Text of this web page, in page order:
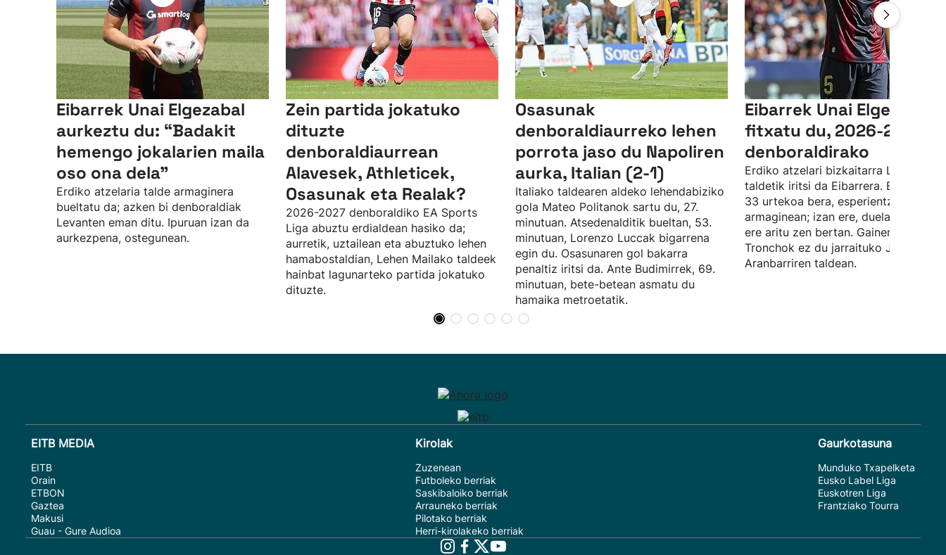
Eibarrek Unai Elgezabal
aurkeztu du: “Badakit
hemengo jokalarien maila
oso ona dela”
Erdiko atzelaria talde armaginera
bueltatu da; azken bi denboraldiak
Levanten eman ditu. Ipuruan izan da
aurkezpena, ostegunean.
Zein partida jokatuko
dituzte
denboraldiaurrean
Alavesek, Athleticek,
Osasunak eta Realak?
2026-2027 denboraldiko EA Sports
Liga abuztu erdialdean hasiko da;
aurretik, uztailean eta abuztuko lehen
hamabostaldian, Lehen Mailako taldeek
hainbat lagunarteko partida jokatuko
dituzte.
Osasunak
denboraldiaurreko lehen
porrota jaso du Napoliren
aurka, Italian (2-1)
Italiako taldearen aldeko lehendabiziko
gola Mateo Politanok sartu du, 27.
minutuan. Atsedenalditik bueltan, 53.
minutuan, Lorenzo Luccak bigarrena
egin du. Osasunaren gol bakarra
penaltiz iritsi da. Ante Budimirrek, 69.
minutuan, bete-betean asmatu du
hamaika metroetatik.
Eibarrek Unai Elgezabal
fitxatu du, 2026-2027
denboraldirako
Erdiko atzelari bizkaitarra Levante
taldetik iritsi da Eibarrera.
33 urtekoa bera, esperientzia du
armaginean; izan ere, duela hamar
ere aritu zen bertan. Gainera, Angel
Tronchok ez du jarraituko Jokin
Aranbarriren taldean.
EITB MEDIA
EITB
Orain
ETBON
Gaztea
Makusi
Guau - Gure Audioa
Kirolak
Zuzenean
Futboleko berriak
Saskibaloiko berriak
Arrauneko berriak
Pilotako berriak
Herri-kirolakeko berriak
Gaurkotasuna
Munduko Txapelketa
Eusko Label Liga
Euskotren Liga
Frantziako Tourra